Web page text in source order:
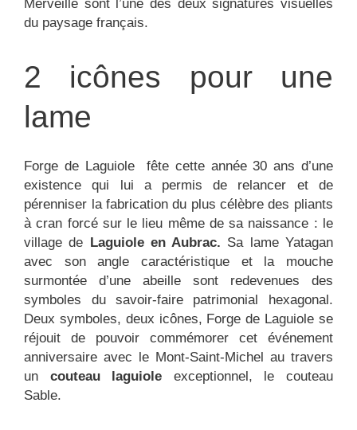
Merveille sont l’une des deux signatures visuelles
du paysage français.
2 icônes pour une
lame
Forge de Laguiole fête cette année 30 ans d’une
existence qui lui a permis de relancer et de
pérenniser la fabrication du plus célèbre des pliants
à cran forcé sur le lieu même de sa naissance : le
village de Laguiole en Aubrac. Sa lame Yatagan
avec son angle caractéristique et la mouche
surmontée d’une abeille sont redevenues des
symboles du savoir-faire patrimonial hexagonal.
Deux symboles, deux icônes, Forge de Laguiole se
réjouit de pouvoir commémorer cet événement
anniversaire avec le Mont-Saint-Michel au travers
un couteau laguiole exceptionnel, le couteau
Sable.